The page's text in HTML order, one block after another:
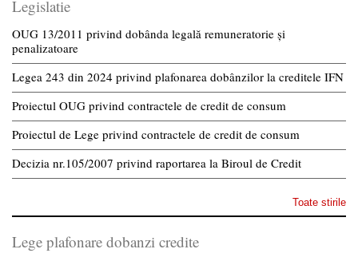
Legislatie
OUG 13/2011 privind dobânda legală remuneratorie și
penalizatoare
Legea 243 din 2024 privind plafonarea dobânzilor la creditele IFN
Proiectul OUG privind contractele de credit de consum
Proiectul de Lege privind contractele de credit de consum
Decizia nr.105/2007 privind raportarea la Biroul de Credit
Toate stirile
Lege plafonare dobanzi credite